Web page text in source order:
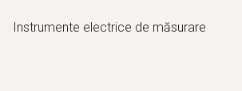
Instrumente electrice de măsurare